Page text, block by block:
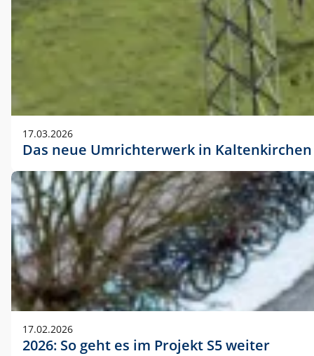
17.03.2026
Das neue Umrichterwerk in Kaltenkirchen
17.02.2026
2026: So geht es im Projekt S5 weiter